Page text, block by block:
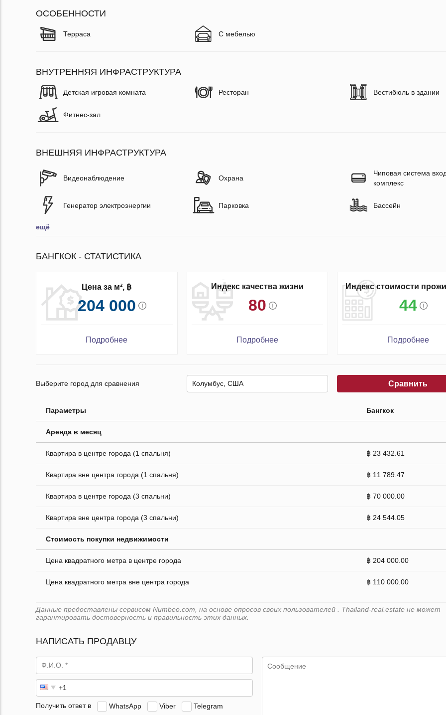
ОСОБЕННОСТИ
Терраса С мебелью
ВНУТРЕННЯЯ ИНФРАСТРУКТУРА
Детская игровая комната Ресторан Вестибюль в здании
Фитнес-зал
ВНЕШНЯЯ ИНФРАСТРУКТУРА
Видеонаблюдение Охрана
Чиповая система
комплекс
Генератор электроэнергии Парковка Бассейн
ещё
БАНГКОК - СТАТИСТИКА
Цена за м², ฿
204 000
Подробнее
Индекс качества жизни
80
Подробнее
Индекс стоимости
44
Подробнее
Выберите город для сравнения Сравнить
Параметры Бангкок
Аренда в месяц
Квартира в центре города (1 спальня) ฿ 23 432.61
Квартира вне центра города (1 спальня) ฿ 11 789.47
Квартира в центре города (3 спальни) ฿ 70 000.00
Квартира вне центра города (3 спальни) ฿ 24 544.05
Стоимость покупки недвижимости
Цена квадратного метра в центре города ฿ 204 000.00
Цена квадратного метра вне центра города ฿ 110 000.00
Данные предоставлены сервисом Numbeo.com, на основе опросов своих пользователей . Thailand-real.estate не может
гарантировать достоверность и правильность этих данных.
НАПИСАТЬ ПРОДАВЦУ
Получить ответ в WhatsApp Viber Telegram